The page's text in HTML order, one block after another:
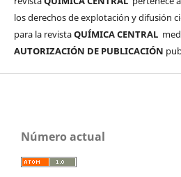
los derechos de explotación y difusión
para la revistaQUÍMICA CENTRAL
AUTORIZACIÓN DE PUBLICACIÓN
Número actual